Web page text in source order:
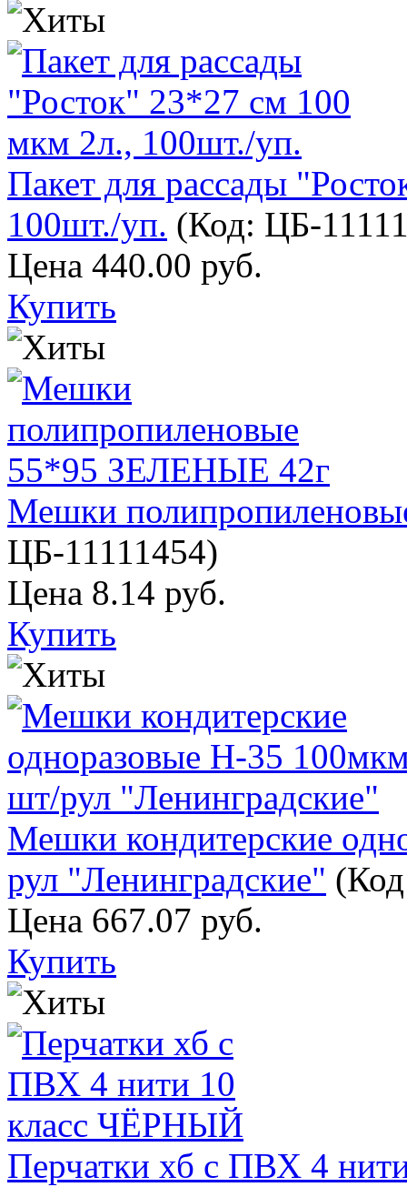
Пакет для рассады
100шт./уп. (Код: ЦБ-
Цена 440.00 руб.
Купить
Мешки
ЦБ-11111454)
Цена 8.14 руб.
Купить
Мешки кондитерские
рул "Ленинградские"
Цена 667.07 руб.
Купить
Перчатки хб с ПВХ 4